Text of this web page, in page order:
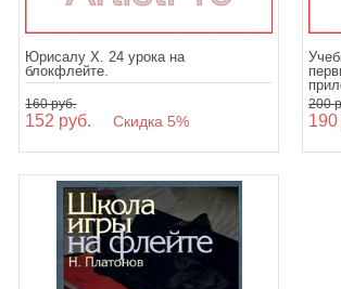
Юрисалу Х. 24 урока на
блокфлейте.
160 руб.
152 руб. Скидка 5%
200
190